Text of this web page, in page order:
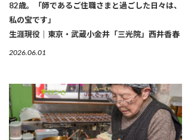
82歳。「師であるご住職さまと過ごした日々は、
私の宝です」
生涯現役｜東京・武蔵小金井「三光院」西井香春
2026.06.01